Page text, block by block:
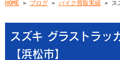
HOME » ブログ » バイク買取実績 » ス
スズキ グラストラ
【浜松市】